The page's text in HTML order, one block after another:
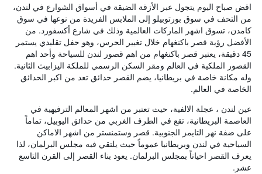
اقض صباح اليوم يتجول عبر الأزقة الضيقة في أسواق الشوارع في لندن،
من التحف في سوق بورتوبيلو إلى الملابس الفريدة من نوعها في سوق
كامدن، تسوق اشهر الماركات العالمية وذلك في شارع أكسفورد. من
الأفضل رؤية قصر باكنغهام خلال تغيير الحرس، وهو حفل تقليدي يستمر
45 دقيقة، يعتبر قصر باكنغهام من اهم قصور لندن للسياحة وأحد اهم
القصور الملكية في العالم ومقر السكن الرسمي للملكة اليزابيث الثانية.
وله مكانة خاصة في بريطانيا، يضم القصر حدائق تعد من اكبر الحدائق
الخاصة في العالم.
عين لندن ، عجلة الالفية، حيث تعتبر من اشهر المعالم الترفيهية في
العاصمة البريطانية، تقع في الطرف الغربي من حدائق اليوبيل، تماماً
على ضفة نهر التايمز الجنوبية. قصر وستمنستر من اشهر الاماكن
السياحية في لندن وبريطانيا عموماً حيث يلتقي فيه مجلس البرلمان، لذا
يعرف القصر احياناً بمجلس البرلمان. يعود بناء القصر إلى القرن التاسع
عشر.